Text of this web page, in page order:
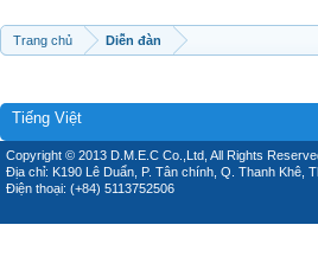
Trang chủ Diễn đàn
Tiếng Việt
Copyright © 2013 D.M.E.C Co.,Ltd, All Rights
Địa chỉ: K190 Lê Duẩn, P. Tân chính, Q. Thanh Khê,
Điện thoại: (+84) 5113752506